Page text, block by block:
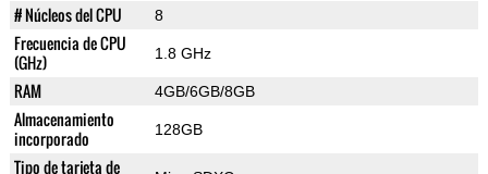
# Núcleos del CPU 8
Frecuencia de CPU
(GHz)
1.8 GHz
RAM 4GB/6GB/8GB
Almacenamiento
incorporado
128GB
Tipo de tarjeta de